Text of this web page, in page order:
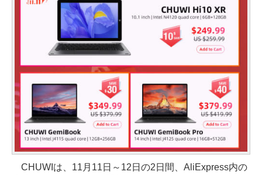
CHUWIは、11月11日～12日の2日間、AliExpress内の